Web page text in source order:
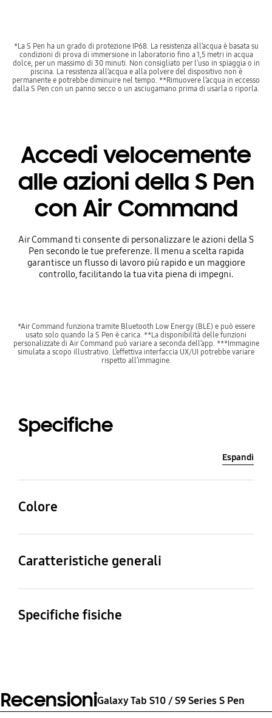
*La S Pen ha un grado di protezione IP68. La resistenza all’acqua è basata su
condizioni di prova di immersione in laboratorio fino a 1,5 metri in acqua
dolce, per un massimo di 30 minuti. Non consigliato per l’uso in spiaggia o in
piscina. La resistenza all’acqua e alla polvere del dispositivo non è
permanente e potrebbe diminuire nel tempo. **Rimuovere l’acqua in eccesso
dalla S Pen con un panno secco o un asciugamano prima di usarla o riporla.
Accedi velocemente
alle azioni della S Pen
con Air Command
Air Command ti consente di personalizzare le azioni della S
Pen secondo le tue preferenze. Il menu a scelta rapida
garantisce un flusso di lavoro più rapido e un maggiore
controllo, facilitando la tua vita piena di impegni.
*Air Command funziona tramite Bluetooth Low Energy (BLE) e può essere
usato solo quando la S Pen è carica. **La disponibilità delle funzioni
personalizzate di Air Command può variare a seconda dell’app. ***Immagine
simulata a scopo illustrativo. L’effettiva interfaccia UX/UI potrebbe variare
rispetto all’immagine.
Specifiche
Espandi
Colore
Blue
Caratteristiche generali
Caratteristiche
S Pen Writing,
Remote&Gesture
Specifiche fisiche
RecensioniGalaxy Tab S10 / S9 Series S Pen